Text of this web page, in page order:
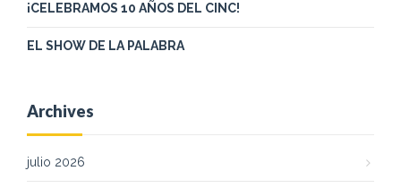
¡CELEBRAMOS 10 AÑOS DEL CINC!
EL SHOW DE LA PALABRA
Archives
julio 2026